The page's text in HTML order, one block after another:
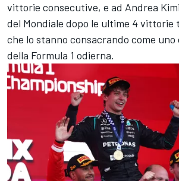
vittorie consecutive, e ad Andrea
del Mondiale dopo le ultime 4 vittorie
che lo stanno consacrando come
della Formula 1 odierna.